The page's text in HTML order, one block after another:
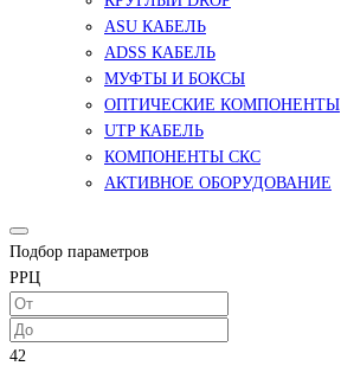
ASU КАБЕЛЬ
ADSS КАБЕЛЬ
МУФТЫ И БОКСЫ
ОПТИЧЕСКИЕ КОМПОНЕНТЫ
UTP КАБЕЛЬ
КОМПОНЕНТЫ СКС
АКТИВНОЕ ОБОРУДОВАНИЕ
Подбор параметров
РРЦ
42